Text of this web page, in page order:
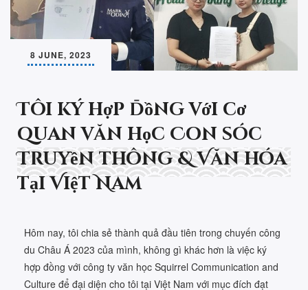
8 JUNE, 2023
Tôi ký hợp đồng với cơ
quan văn học Con sóc
Truyền thông & Văn hóa
tại Việt Nam
Hôm nay, tôi chia sẻ thành quả đầu tiên trong chuyến công
du Châu Á 2023 của mình, không gì khác hơn là việc ký
hợp đồng với công ty văn học Squirrel Communication and
Culture để đại diện cho tôi tại Việt Nam với mục đích đạt